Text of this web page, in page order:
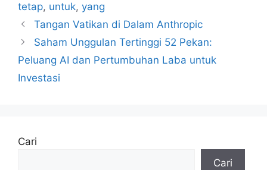
tetap, untuk, yang
Tangan Vatikan di Dalam Anthropic
Saham Unggulan Tertinggi 52 Pekan:
Peluang AI dan Pertumbuhan Laba untuk
Investasi
Cari
Cari